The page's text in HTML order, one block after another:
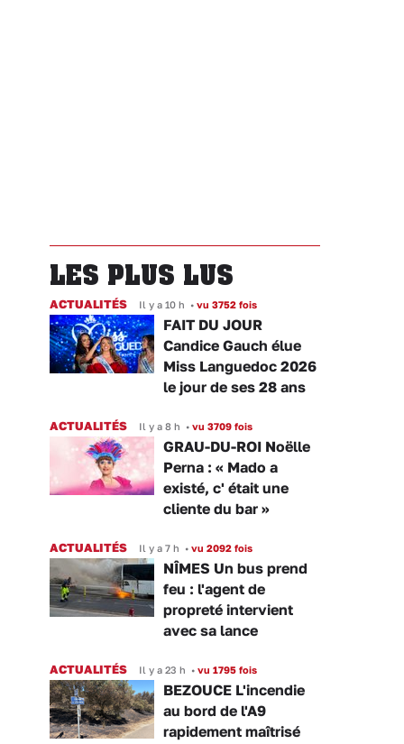
LES PLUS LUS
ACTUALITÉS Il y a 10 h • vu 3752 fois
FAIT DU JOUR
Candice Gauch élue
Miss Languedoc 2026
le jour de ses 28 ans
ACTUALITÉS Il y a 8 h • vu 3709 fois
GRAU-DU-ROI Noëlle
Perna : « Mado a
existé, c' était une
cliente du bar »
ACTUALITÉS Il y a 7 h • vu 2092 fois
NÎMES Un bus prend
feu : l'agent de
propreté intervient
avec sa lance
ACTUALITÉS Il y a 23 h • vu 1795 fois
BEZOUCE L'incendie
au bord de l'A9
rapidement maîtrisé